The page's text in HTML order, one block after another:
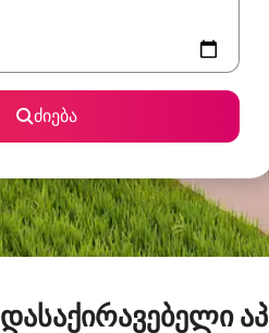
ძიება
დასაქირავებელი